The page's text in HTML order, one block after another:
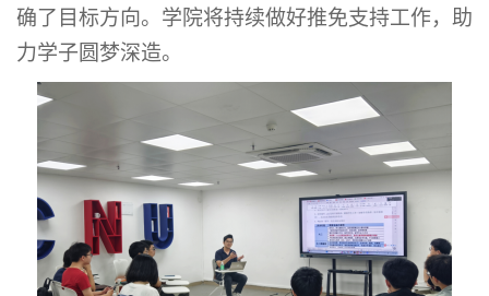
确了目标方向。学院将持续做好推免支持工作，助
力学子圆梦深造。